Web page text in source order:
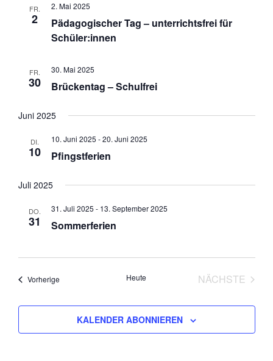
FR.
2
2. Mai 2025
Pädagogischer Tag – unterrichtsfrei für
Schüler:innen
FR.
30
30. Mai 2025
Brückentag – Schulfrei
Juni 2025
DI.
10
10. Juni 2025 -20. Juni 2025
Pfingstferien
Juli 2025
DO.
31
31. Juli 2025 - 13. September 2025
Sommerferien
VorherigeVeranstaltungen Heute
NÄCHSTE
KALENDER ABONNIEREN